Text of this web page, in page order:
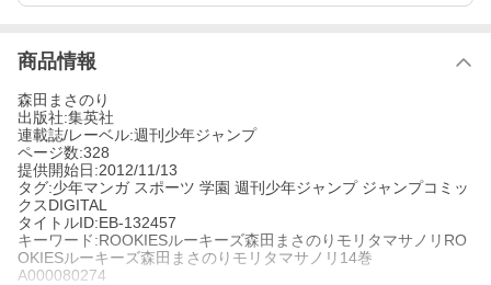
商品情報
森田まさのり
出版社:集英社
連載誌/レーベル:週刊少年ジャンプ
ページ数:328
提供開始日:2012/11/13
タグ:少年マンガ スポーツ 学園 週刊少年ジャンプ ジャンプコミッ
クスDIGITAL
タイトルID:EB-132457
キーワード:ROOKIESルーキーズ森田まさのりモリタマサノリRO
OKIESルーキーズ森田まさのりモリタマサノリ14巻
A000080274